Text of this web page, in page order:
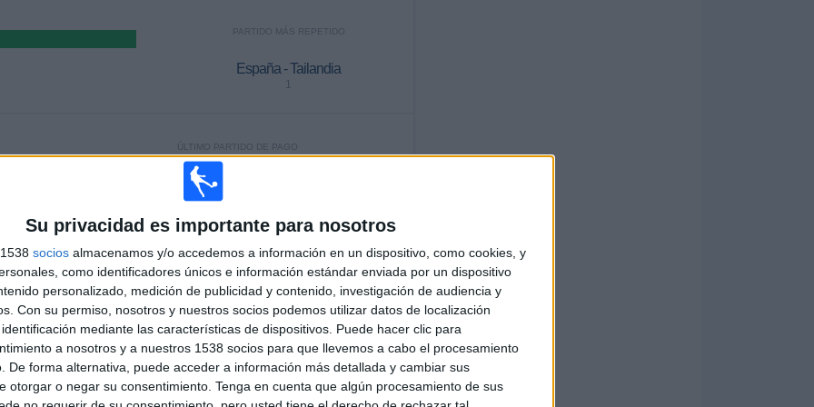
Su privacidad es importante para nosotros
socios almacenamos y/o accedemos a información en un dispositivo, como cookies, y
como identificadores únicos e información estándar enviada por un dispositivo
personalizado, medición de publicidad y contenido, investigación de audiencia y
Con su permiso, nosotros y nuestros socios podemos utilizar datos de localización
mediante las características de dispositivos. Puede hacer clic para
a nosotros y a nuestros 1538 socios para que llevemos a cabo el procesamiento
De forma alternativa, puede acceder a información más detallada y cambiar sus
otorgar o negar su consentimiento. Tenga en cuenta que algún procesamiento de sus
PARTIDO MÁS REPETIDO
España - Tailandia
1
ÚLTIMO PARTIDO DE PAGO
TOTAL
1
CANALES TV
DÍAS
245
SIN PARTIDO
GRATUÍTO
MEDIA
1
CANALES POR
PARTIDO
TOTAL
1
TOTAL
16